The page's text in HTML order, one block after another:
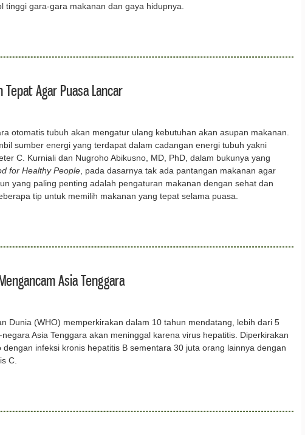
tinggi gara-gara makanan dan gaya hidupnya.
Tepat Agar Puasa Lancar
otomatis tubuh akan mengatur ulang kebutuhan akan asupan makanan.
sumber energi yang terdapat dalam cadangan energi tubuh yakni
C. Kurniali dan Nugroho Abikusno, MD, PhD, dalam bukunya yang
for Healthy People , pada dasarnya tak ada pantangan makanan agar
yang paling penting adalah pengaturan makanan dengan sehat dan
tip untuk memilih makanan yang tepat selama puasa.
Asia Tenggara
Dunia (WHO) memperkirakan dalam 10 tahun mendatang, lebih dari 5
Asia Tenggara akan meninggal karena virus hepatitis. Diperkirakan
dengan infeksi kronis hepatitis B sementara 30 juta orang lainnya dengan
C.